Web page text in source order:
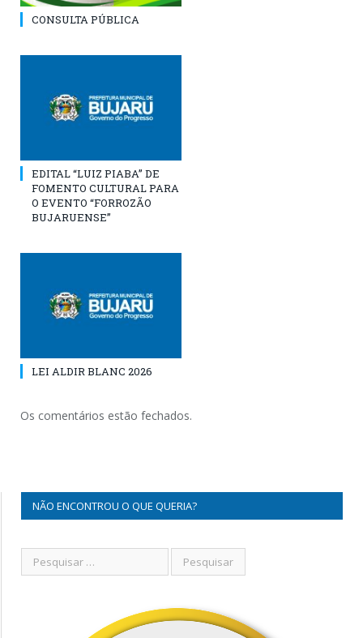
CONSULTA PÚBLICA
EDITAL “LUIZ PIABA” DE
FOMENTO CULTURAL PARA
O EVENTO “FORROZÃO
BUJARUENSE”
LEI ALDIR BLANC 2026
Os comentários estão fechados.
NÃO ENCONTROU O QUE QUERIA?